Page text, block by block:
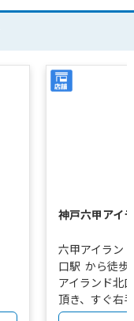
神戸六甲アイ
六甲アイラン
口駅 から徒歩
アイランド北
頂き、すぐ右
ますので高架